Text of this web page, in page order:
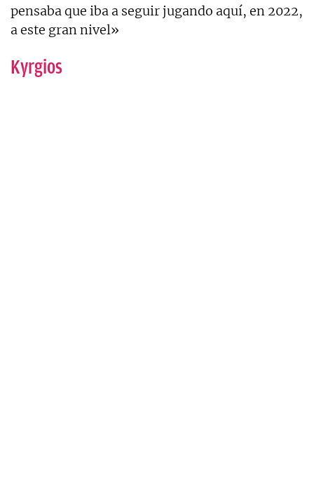
pensaba que iba a seguir jugando aquí, en 2022,
a este gran nivel»
Kyrgios